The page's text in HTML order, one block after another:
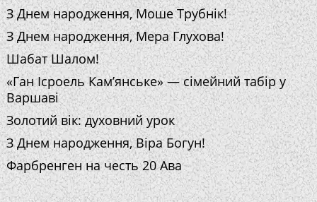
З Днем народження, Моше Трубнік!
З Днем народження, Мера Глухова!
Шабат Шалом!
«Ган Ісроель Кам’янське» — сімейний табір у
Варшаві
Золотий вік: духовний урок
З Днем народження, Віра Богун!
Фарбренген на честь 20 Ава